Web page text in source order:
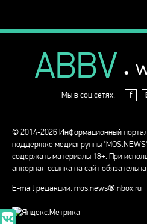
ABBV .
Мы в соц.сетях: f
© 2014-2026 Информационный
поддержке медиагруппы
содержать материалы 18+. При
анкорная ссылка на сайт обязательна
E-mail редакции:mos.news@inbox.ru